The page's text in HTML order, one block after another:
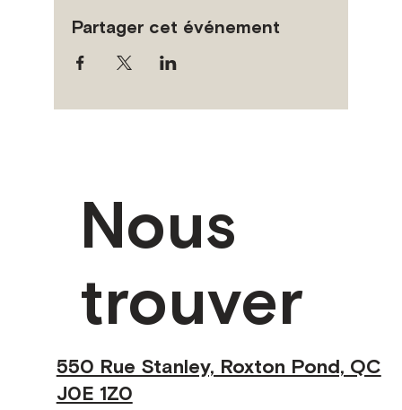
Partager cet événement
Nous
trouver
550 Rue Stanley, Roxton Pond, QC
J0E 1Z0